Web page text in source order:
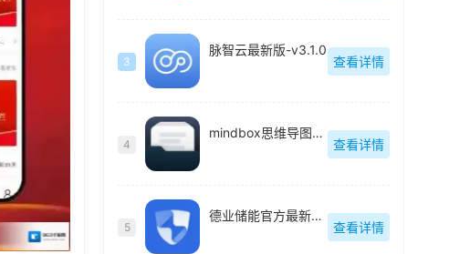
3
脉智云最新版-v3.1.0
查看详情
4
mindbox思维导图官方最新版-2.12.0
查看详情
5
德业储能官方最新版-2.1.1
查看详情